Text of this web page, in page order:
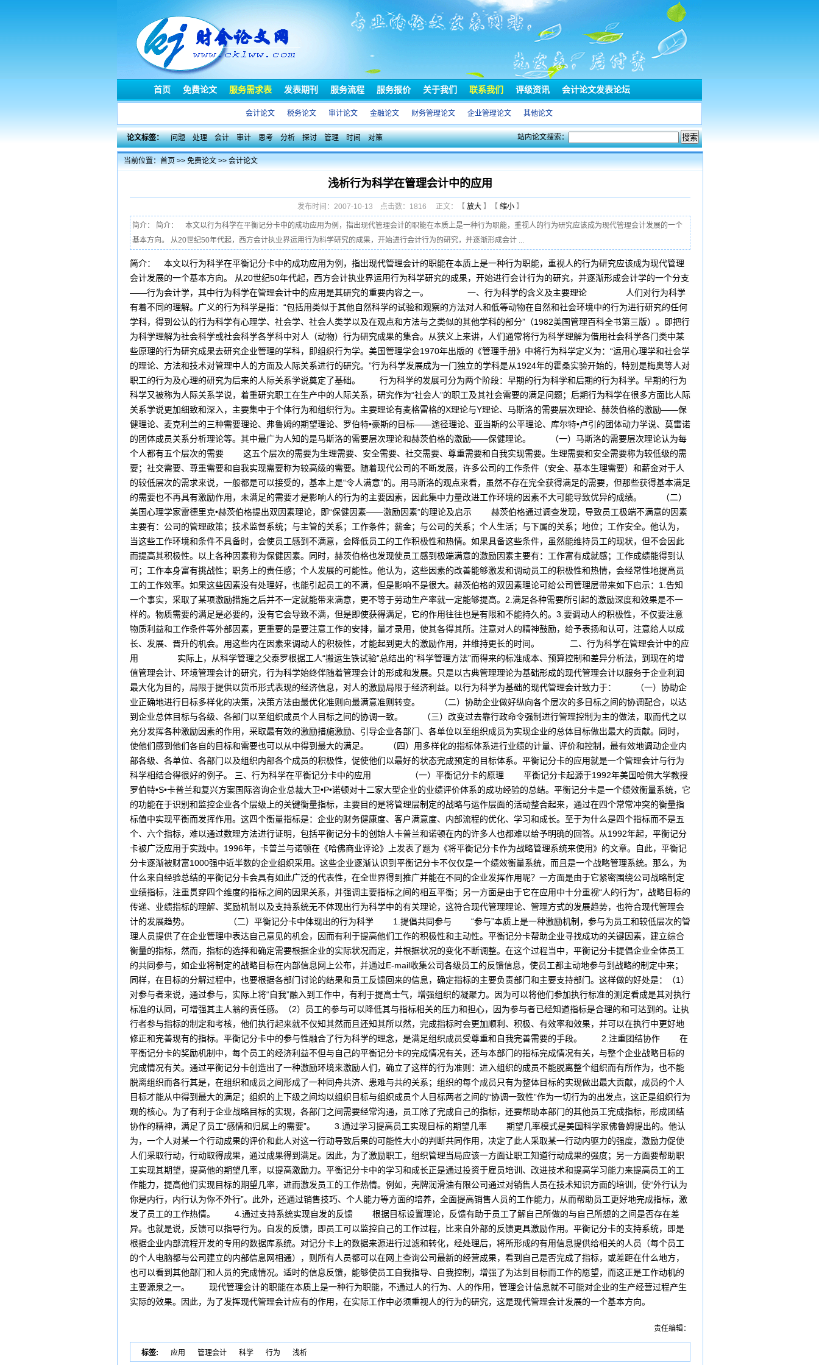
首页 免费论文 服务需求表 发表期刊 服务流程 服务报价 关于我们 联系我们 评级资讯 会计论文发表论坛
会计论文 税务论文 审计论文 金融论文 财务管理论文 企业管理论文 其他论文
论文标签： 问题 处理 会计 审计 思考 分析 探讨 管理 时间 对策 站内论文搜索：
当前位置：首页>>免费论文>>会计论文
浅析行为科学在管理会计中的应用
发布时间：2007-10-13 点击数：1816 正文：【 放大】【 缩小】
简介： 简介： 本文以行为科学在平衡记分卡中的成功应用为例，指出现代管理会计的职能在本质上是一种行为职能，重视人的行为研究应该成为现代管理会计发展的一个
基本方向。 从20世纪50年代起，西方会计执业界运用行为科学研究的成果，开始进行会计行为的研究，并逐渐形成会计 ...
简介： 本文以行为科学在平衡记分卡中的成功应用为例，指出现代管理会计的职能在本质上是一种行为职能，重视人的行为研究应该成为现代管理
会计发展的一个基本方向。 从20世纪50年代起，西方会计执业界运用行为科学研究的成果，开始进行会计行为的研究，并逐渐形成会计学的一个分支
——行为会计学，其中行为科学在管理会计中的应用是其研究的重要内容之一。 一、行为科学的含义及主要理论 人们对行为科学
有着不同的理解。广义的行为科学是指：“包括用类似于其他自然科学的试验和观察的方法对人和低等动物在自然和社会环境中的行为进行研究的任何
学科，得到公认的行为科学有心理学、社会学、社会人类学以及在观点和方法与之类似的其他学科的部分”（1982美国管理百科全书第三版）。即把行
为科学理解为社会科学或社会科学各学科中对人（动物）行为研究成果的集合。从狭义上来讲，人们通常将行为科学理解为借用社会科学各门类中某
些原理的行为研究成果去研究企业管理的学科，即组织行为学。美国管理学会1970年出版的《管理手册》中将行为科学定义为：“运用心理学和社会学
的理论、方法和技术对管理中人的方面及人际关系进行的研究。”行为科学发展成为一门独立的学科是从1924年的霍桑实验开始的，特别是梅奥等人对
职工的行为及心理的研究为后来的人际关系学说奠定了基础。 行为科学的发展可分为两个阶段：早期的行为科学和后期的行为科学。早期的行为
科学又被称为人际关系学说，着重研究职工在生产中的人际关系，研究作为“社会人”的职工及其社会需要的满足问题；后期行为科学在很多方面比人际
关系学说更加细致和深入，主要集中于个体行为和组织行为。主要理论有麦格雷格的X理论与Y理论、马斯洛的需要层次理论、赫茨伯格的激励——保
健理论、麦克利兰的三种需要理论、弗鲁姆的期望理论、罗伯特•豪斯的目标——途径理论、亚当斯的公平理论、库尔特•卢引的团体动力学说、莫雷诺
的团体成员关系分析理论等。其中最广为人知的是马斯洛的需要层次理论和赫茨伯格的激励——保健理论。 （一）马斯洛的需要层次理论认为每
个人都有五个层次的需要 这五个层次的需要为生理需要、安全需要、社交需要、尊重需要和自我实现需要。生理需要和安全需要称为较低级的需
要；社交需要、尊重需要和自我实现需要称为较高级的需要。随着现代公司的不断发展，许多公司的工作条件（安全、基本生理需要）和薪金对于人
的较低层次的需求来说，一般都是可以接受的，基本上是“令人满意”的。用马斯洛的观点来看，虽然不存在完全获得满足的需要，但那些获得基本满足
的需要也不再具有激励作用，未满足的需要才是影响人的行为的主要因素，因此集中力量改进工作环境的因素不大可能导致优异的成绩。 （二）
美国心理学家雷德里克•赫茨伯格提出双因素理论，即“保健因素——激励因素”的理论及启示 赫茨伯格通过调查发现，导致员工极端不满意的因素
主要有：公司的管理政策；技术监督系统；与主管的关系；工作条件；薪金；与公司的关系；个人生活；与下属的关系；地位；工作安全。他认为，
当这些工作环境和条件不具备时，会使员工感到不满意，会降低员工的工作积极性和热情。如果具备这些条件，虽然能维持员工的现状，但不会因此
而提高其积极性。以上各种因素称为保健因素。同时，赫茨伯格也发现使员工感到极端满意的激励因素主要有：工作富有成就感；工作成绩能得到认
可；工作本身富有挑战性；职务上的责任感；个人发展的可能性。他认为，这些因素的改善能够激发和调动员工的积极性和热情，会经常性地提高员
工的工作效率。如果这些因素没有处理好，也能引起员工的不满，但是影响不是很大。赫茨伯格的双因素理论可给公司管理层带来如下启示：1.告知
一个事实，采取了某项激励措施之后并不一定就能带来满意，更不等于劳动生产率就一定能够提高。2.满足各种需要所引起的激励深度和效果是不一
样的。物质需要的满足是必要的，没有它会导致不满，但是即使获得满足，它的作用往往也是有限和不能持久的。3.要调动人的积极性，不仅要注意
物质利益和工作条件等外部因素，更重要的是要注意工作的安排，量才录用，使其各得其所。注意对人的精神鼓励，给予表扬和认可，注意给人以成
长、发展、晋升的机会。用这些内在因素来调动人的积极性，才能起到更大的激励作用，并维持更长的时间。 二、行为科学在管理会计中的应
用 实际上，从科学管理之父泰罗根据工人“搬运生铁试验”总结出的“科学管理方法”而得来的标准成本、预算控制和差异分析法，到现在的增
值管理会计、环境管理会计的研究，行为科学始终伴随着管理会计的形成和发展。只是以古典管理理论为基础形成的现代管理会计以服务于企业利润
最大化为目的，局限于提供以货币形式表现的经济信息，对人的激励局限于经济利益。以行为科学为基础的现代管理会计致力于： （一）协助企
业正确地进行目标多样化的决策，决策方法由最优化准则向最满意准则转变。 （二）协助企业做好纵向各个层次的多目标之间的协调配合，以达
到企业总体目标与各级、各部门以至组织成员个人目标之间的协调一致。 （三）改变过去靠行政命令强制进行管理控制为主的做法，取而代之以
充分发挥各种激励因素的作用，采取最有效的激励措施激励、引导企业各部门、各单位以至组织成员为实现企业的总体目标做出最大的贡献。同时，
使他们感到他们各自的目标和需要也可以从中得到最大的满足。 （四）用多样化的指标体系进行业绩的计量、评价和控制，最有效地调动企业内
部各级、各单位、各部门以及组织内部各个成员的积极性，促使他们以最好的状态完成预定的目标体系。平衡记分卡的应用就是一个管理会计与行为
科学相结合得很好的例子。 三、行为科学在平衡记分卡中的应用 （一）平衡记分卡的原理 平衡记分卡起源于1992年美国哈佛大学教授
罗伯特•S•卡普兰和复兴方案国际咨询企业总裁大卫•P•诺顿对十二家大型企业的业绩评价体系的成功经验的总结。平衡记分卡是一个绩效衡量系统，它
的功能在于识别和监控企业各个层级上的关键衡量指标，主要目的是将管理层制定的战略与运作层面的活动整合起来，通过在四个常常冲突的衡量指
标值中实现平衡而发挥作用。这四个衡量指标是：企业的财务健康度、客户满意度、内部流程的优化、学习和成长。至于为什么是四个指标而不是五
个、六个指标，难以通过数理方法进行证明，包括平衡记分卡的创始人卡普兰和诺顿在内的许多人也都难以给予明确的回答。从1992年起，平衡记分
卡被广泛应用于实践中。1996年，卡普兰与诺顿在《哈佛商业评论》上发表了题为《将平衡记分卡作为战略管理系统来使用》的文章。自此，平衡记
分卡逐渐被财富1000强中近半数的企业组织采用。这些企业逐渐认识到平衡记分卡不仅仅是一个绩效衡量系统，而且是一个战略管理系统。那么，为
什么来自经验总结的平衡记分卡会具有如此广泛的代表性，在全世界得到推广并能在不同的企业发挥作用呢？一方面是由于它紧密围绕公司战略制定
业绩指标，注重贯穿四个维度的指标之间的因果关系，并强调主要指标之间的相互平衡；另一方面是由于它在应用中十分重视“人的行为”，战略目标的
传递、业绩指标的理解、奖励机制以及支持系统无不体现出行为科学中的有关理论，这符合现代管理理论、管理方式的发展趋势，也符合现代管理会
计的发展趋势。 （二）平衡记分卡中体现出的行为科学 1.提倡共同参与 “参与”本质上是一种激励机制，参与为员工和较低层次的管
理人员提供了在企业管理中表达自己意见的机会，因而有利于提高他们工作的积极性和主动性。平衡记分卡帮助企业寻找成功的关键因素，建立综合
衡量的指标，然而，指标的选择和确定需要根据企业的实际状况而定，并根据状况的变化不断调整。在这个过程当中，平衡记分卡提倡企业全体员工
的共同参与，如企业将制定的战略目标在内部信息网上公布，并通过E-mail收集公司各级员工的反馈信息，使员工都主动地参与到战略的制定中来；
同样，在目标的分解过程中，也要根据各部门讨论的结果和员工反馈回来的信息，确定指标的主要负责部门和主要支持部门。这样做的好处是：（1）
对参与者来说，通过参与，实际上将“自我”融入到工作中，有利于提高士气，增强组织的凝聚力。因为可以将他们参加执行标准的测定看成是其对执行
标准的认同，可增强其主人翁的责任感。（2）员工的参与可以降低其与指标相关的压力和担心，因为参与者已经知道指标是合理的和可达到的。让执
行者参与指标的制定和考核，他们执行起来就不仅知其然而且还知其所以然，完成指标时会更加顺利、积极、有效率和效果，并可以在执行中更好地
修正和完善现有的指标。平衡记分卡中的参与性融合了行为科学的理念，是满足组织成员受尊重和自我完善需要的手段。 2.注重团结协作 在
平衡记分卡的奖励机制中，每个员工的经济利益不但与自己的平衡记分卡的完成情况有关，还与本部门的指标完成情况有关，与整个企业战略目标的
完成情况有关。通过平衡记分卡创造出了一种激励环境来激励人们，确立了这样的行为准则：进入组织的成员不能脱离整个组织而有所作为，也不能
脱离组织而各行其是，在组织和成员之间形成了一种同舟共济、患难与共的关系；组织的每个成员只有为整体目标的实现做出最大贡献，成员的个人
目标才能从中得到最大的满足；组织的上下级之间均以组织目标与组织成员个人目标两者之间的“协调一致性”作为一切行为的出发点，这正是组织行为
观的核心。为了有利于企业战略目标的实现，各部门之间需要经常沟通，员工除了完成自己的指标，还要帮助本部门的其他员工完成指标，形成团结
协作的精神，满足了员工“感情和归属上的需要”。 3.通过学习提高员工实现目标的期望几率 期望几率模式是美国科学家佛鲁姆提出的。他认
为，一个人对某一个行动成果的评价和此人对这一行动导致后果的可能性大小的判断共同作用，决定了此人采取某一行动内驱力的强度，激励力促使
人们采取行动，行动取得成果，通过成果得到满足。因此，为了激励职工，组织管理当局应该一方面让职工知道行动成果的强度；另一方面要帮助职
工实现其期望，提高他的期望几率，以提高激励力。平衡记分卡中的学习和成长正是通过投资于雇员培训、改进技术和提高学习能力来提高员工的工
作能力，提高他们实现目标的期望几率，进而激发员工的工作热情。例如，壳牌润滑油有限公司通过对销售人员在技术知识方面的培训，使“外行认为
你是内行，内行认为你不外行”。此外，还通过销售技巧、个人能力等方面的培养，全面提高销售人员的工作能力，从而帮助员工更好地完成指标，激
发了员工的工作热情。 4.通过支持系统实现自发的反馈 根据目标设置理论，反馈有助于员工了解自己所做的与自己所想的之间是否存在差
异。也就是说，反馈可以指导行为。自发的反馈，即员工可以监控自己的工作过程，比来自外部的反馈更具激励作用。平衡记分卡的支持系统，即是
根据企业内部流程开发的专用的数据库系统。对记分卡上的数据来源进行过滤和转化，经处理后，将所形成的有用信息提供给相关的人员（每个员工
的个人电脑都与公司建立的内部信息网相通），则所有人员都可以在网上查询公司最新的经营成果，看到自己是否完成了指标，或差距在什么地方，
也可以看到其他部门和人员的完成情况。适时的信息反馈，能够使员工自我指导、自我控制，增强了为达到目标而工作的愿望，而这正是工作动机的
主要源泉之一。 现代管理会计的职能在本质上是一种行为职能，不通过人的行为、人的作用，管理会计信息就不可能对企业的生产经营过程产生
实际的效果。因此，为了发挥现代管理会计应有的作用，在实际工作中必须重视人的行为的研究，这是现代管理会计发展的一个基本方向。
责任编辑：
标签: 应用 管理会计 科学 行为 浅析